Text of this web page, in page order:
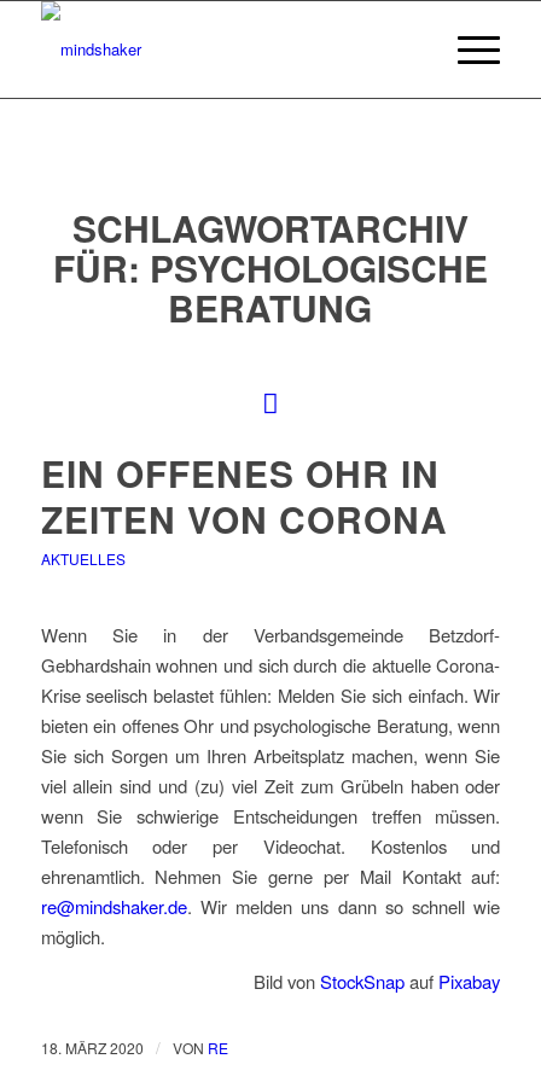
SCHLAGWORTARCHIV
FÜR: PSYCHOLOGISCHE
BERATUNG
EIN OFFENES OHR IN
ZEITEN VON CORONA
AKTUELLES
Wenn Sie in der Verbandsgemeinde Betzdorf-
Gebhardshain wohnen und sich durch die aktuelle Corona-
Krise seelisch belastet fühlen: Melden Sie sich einfach. Wir
bieten ein offenes Ohr und psychologische Beratung, wenn
Sie sich Sorgen um Ihren Arbeitsplatz machen, wenn Sie
viel allein sind und (zu) viel Zeit zum Grübeln haben oder
wenn Sie schwierige Entscheidungen treffen müssen.
Telefonisch oder per Videochat. Kostenlos und
ehrenamtlich. Nehmen Sie gerne per Mail Kontakt auf:
re@mindshaker.de. Wir melden uns dann so schnell wie
möglich.
Bild vonStockSnapauf Pixabay
18. MÄRZ 2020 / VON RE